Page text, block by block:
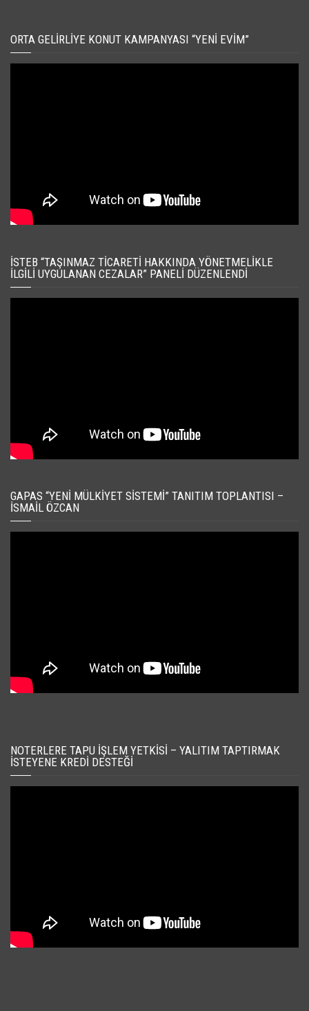
ORTA GELIRLIYE KONUT KAMPANYASI “YENI EVIM”
İSTEB “TAŞINMAZ TICARETI HAKKINDA YÖNETMELIKLE
İLGILI UYGULANAN CEZALAR” PANELI DÜZENLENDI
GAPAS “YENI MÜLKIYET SISTEMI” TANITIM TOPLANTISI –
İSMAIL ÖZCAN
NOTERLERE TAPU İŞLEM YETKISI – YALITIM TAPTIRMAK
İSTEYENE KREDI DESTEĞI